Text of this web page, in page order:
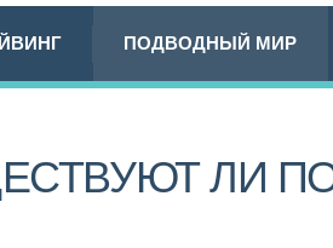
ПОДВОДНЫЙ МИР
ЛИ